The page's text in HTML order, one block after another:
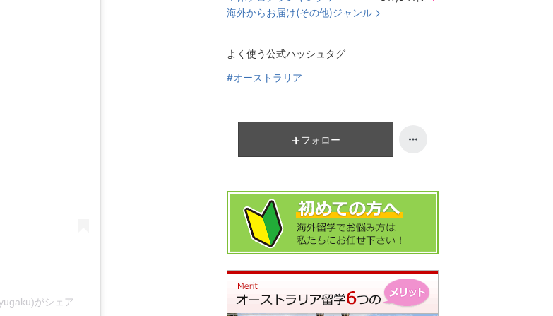
海外からお届け(その他)ジャンル
よく使う公式ハッシュタグ
#オーストラリア
フォロー